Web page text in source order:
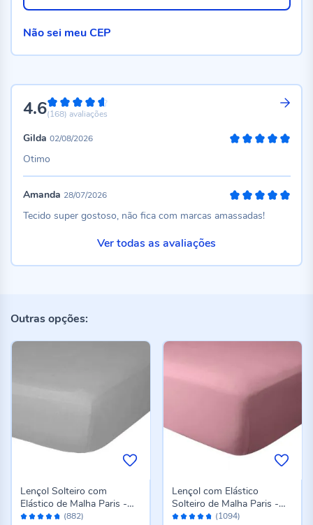
4.692%
(168) avaliações
Gilda 02/08/2026
Otimo
Amanda 28/07/2026
Tecido super gostoso, não fica com marcas amassadas!
Ver todas as avaliações
Não sei meu CEP
Outras opções:
Avaliação: (882)
Lençol Solteiro com
Elástico de Malha Paris -
Cinza
Avaliação: (1094)
Lençol com Elástico
Solteiro de Malha Paris -
Rosa Cravo